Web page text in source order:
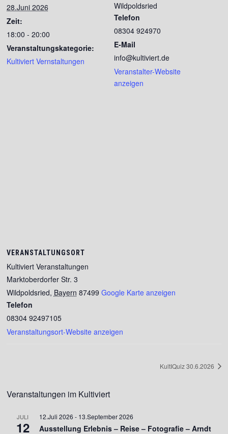
28.Juni 2026
Zeit:
18:00 - 20:00
Veranstaltungskategorie:
Kultiviert Vernstaltungen
Wildpoldsried
Telefon
08304 924970
E-Mail
info@kultiviert.de
Veranstalter-Website
anzeigen
VERANSTALTUNGSORT
Kultiviert Veranstaltungen
Marktoberdorfer Str. 3
Wildpoldsried, Bayern 87499 Google Karte anzeigen
Telefon
08304 92497105
Veranstaltungsort-Website anzeigen
KultIQuiz 30.6.2026
Veranstaltungen im Kultiviert
JULI
12
12.Juli 2026 - 13.September 2026
Ausstellung Erlebnis – Reise – Fotografie – Arndt